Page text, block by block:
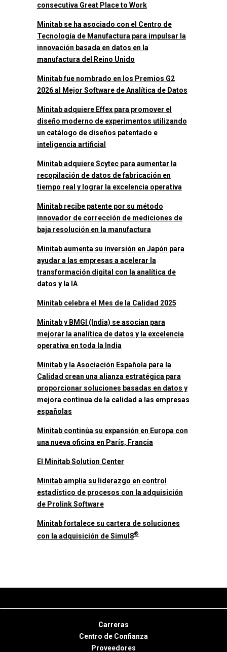
consecutiva Great Place to Work
Minitab se ha asociado con el Centro de
Tecnología de Manufactura para impulsar la
innovación basada en datos en la
manufactura del Reino Unido
Minitab fue nombrado en los Premios G2
2026 al Mejor Software de Analítica de Datos
Minitab adquiere Effex para promover el
diseño moderno de experimentos utilizando
un catálogo de diseños patentado e
inteligencia artificial
Minitab adquiere Scytec para aumentar la
recopilación de datos de fabricación en
tiempo real y lograr la excelencia operativa
Minitab recibe patente por su método
innovador de corrección de mediciones de
baja resolución en la manufactura
Minitab aumenta su inversión en Japón para
ayudar a las empresas a acelerar la
transformación digital con la analítica de
datos y la IA
Minitab celebra el Mes de la Calidad 2025
Minitab y BMGI (India) se asocian para
mejorar la analítica de datos y la excelencia
operativa en toda la India
Minitab y la Asociación Española para la
Calidad crean una alianza estratégica para
proporcionar soluciones basadas en datos y
mejora continua de la calidad a las empresas
españolas
Minitab continúa su expansión en Europa con
una nueva oficina en París, Francia
El Minitab Solution Center
Minitab amplía su liderazgo en control
estadístico de procesos con la adquisición
de Prolink Software
Minitab fortalece su cartera de soluciones
con la adquisición de Simul8®
Carreras
Centro de Confianza
Proveedores